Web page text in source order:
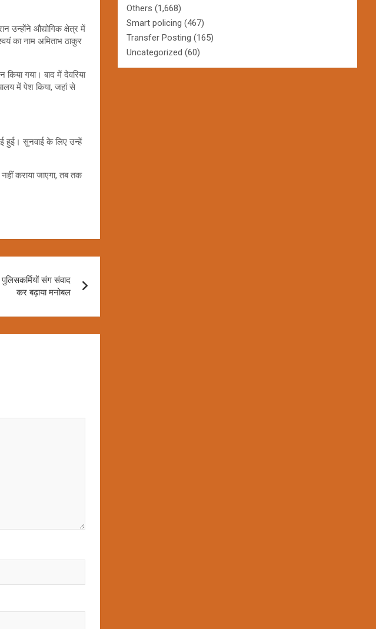
उन्होंने औद्योगिक क्षेत्र में
का नाम अमिताभ ठाकुर
गया। बाद में देवरिया
में पेश किया, जहां से
हुई। सुनवाई के लिए उन्हें
कराया जाएगा, तब तक
संग संवाद
कर बढ़ाया मनोबल
Others (1,668)
Smart policing (467)
Transfer Posting (165)
Uncategorized (60)